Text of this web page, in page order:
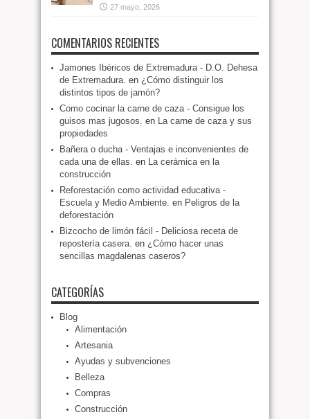
27 mayo, 2026
COMENTARIOS RECIENTES
Jamones Ibéricos de Extremadura - D.O. Dehesa
de Extremadura. en ¿Cómo distinguir los
distintos tipos de jamón?
Como cocinar la carne de caza - Consigue los
guisos mas jugosos. en La carne de caza y sus
propiedades
Bañera o ducha - Ventajas e inconvenientes de
cada una de ellas. en La cerámica en la
construcción
Reforestación como actividad educativa -
Escuela y Medio Ambiente. en Peligros de la
deforestación
Bizcocho de limón fácil - Deliciosa receta de
repostería casera. en ¿Cómo hacer unas
sencillas magdalenas caseros?
CATEGORÍAS
Blog
Alimentación
Artesania
Ayudas y subvenciones
Belleza
Compras
Construcción